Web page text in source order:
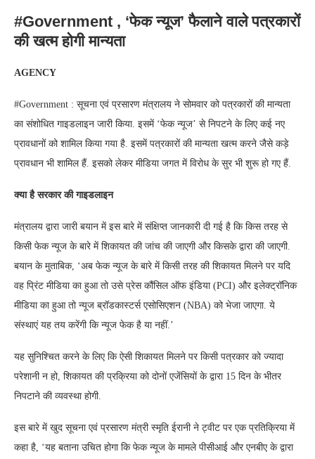
#Government , ‘फेक न्यूज’ फैलाने वाले पत्रकारों
की खत्म होगी मान्यता
AGENCY
#Government : सूचना एवं प्रसारण मंत्रालय ने सोमवार को पत्रकारों की मान्यता
का संशोधित गाइडलाइन जारी किया. इसमें ‘फेक न्यूज’ से निपटने के लिए कई नए
प्रावधानों को शामिल किया गया है. इसमें पत्रकारों की मान्यता खत्म करने जैसे कड़े
प्रावधान भी शामिल हैं. इसको लेकर मीडिया जगत में विरोध के सुर भी शुरू हो गए हैं.
क्या है सरकार की गाइडलाइन
मंत्रालय द्वारा जारी बयान में इस बारे में संक्ष‍िप्त जानकारी दी गई है कि किस तरह से
किसी फेक न्यूज के बारे में शिकायत की जांच की जाएगी और किसके द्वारा की जाएगी.
बयान के मुताबिक, ‘अब फेक न्यूज के बारे में किसी तरह की शिकायत मिलने पर यदि
वह प्रिंट मीडिया का हुआ तो उसे प्रेस कौंसिल ऑफ इंडिया (PCI) और इलेक्ट्रॉनिक
मीडिया का हुआ तो न्यूज ब्रॉडकास्टर्स एसोसिएशन (NBA) को भेजा जाएगा. ये
संस्थाएं यह तय करेंगी कि न्यूज फेक है या नहीं.’
यह सुनिश्चित करने के लिए कि ऐसी शिकायत मिलने पर किसी पत्रकार को ज्यादा
परेशानी न हो, शिकायत की प्रक्रिया को दोनों एजेंसियों के द्वारा 15 दिन के भीतर
निपटाने की व्यवस्था होगी.
इस बारे में खुद सूचना एवं प्रसारण मंत्री स्मृति ईरानी ने ट्वीट पर एक प्रतिक्रिया में
कहा है, ‘यह बताना उचित होगा कि फेक न्यूज के मामले पीसीआई और एनबीए के द्वारा